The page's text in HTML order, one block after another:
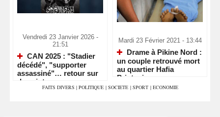
Vendredi 23 Janvier 2026 -
21:51
CAN 2025 : "Stadier
décédé", "supporter
assassiné"… retour sur
deux intox
Mardi 23 Février 2021 - 13:44
Drame à Pikine Nord :
un couple retrouvé mort
au quartier Hafia
Printania
FAITS DIVERS | POLITIQUE | SOCIETE | SPORT | ECONOMIE